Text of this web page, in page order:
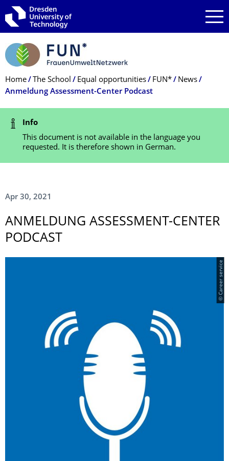
Skip to main navigation
Skip to search
Skip to content
Breadcrumb Menu
Home The School Equal opportunities FUN*
News
Anmeldung Assessment-Center Podcast
Status Message
Info
This document is not available in the language you
requested. It is therefore shown in German.
Apr 30, 2021
ANMELDUNG ASSESSMENT-CENTER
PODCAST
© Career service